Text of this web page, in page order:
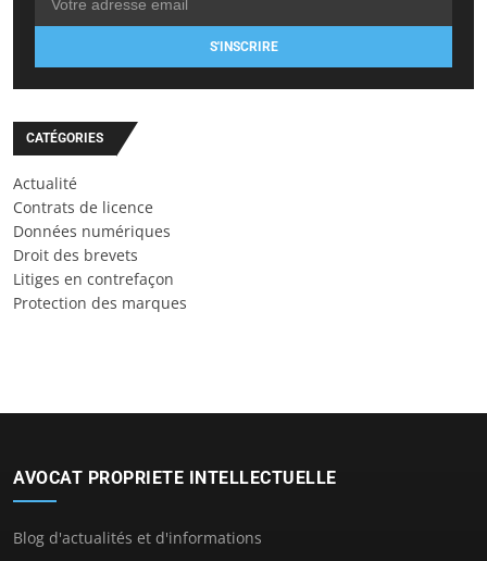
S'INSCRIRE
CATÉGORIES
Actualité
Contrats de licence
Données numériques
Droit des brevets
Litiges en contrefaçon
Protection des marques
AVOCAT PROPRIETE INTELLECTUELLE
Blog d'actualités et d'informations